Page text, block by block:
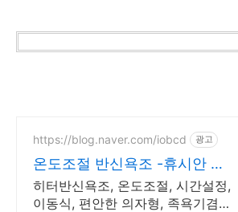
https://blog.naver.com/iobcd 광고
온도조절 반신욕조 -휴시안 물
리치료기술이 접목된 기능
히터반신욕조, 온도조절, 시간설정,
이동식, 편안한 의자형, 족욕기겸